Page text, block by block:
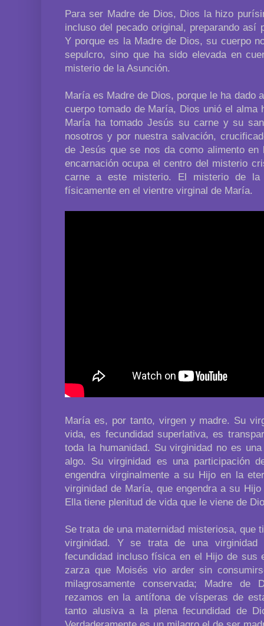
Para ser Madre de Dios, Dios la hizo
incluso del pecado original, preparando así
Y porque es la Madre de Dios, su cuerpo
sepulcro, sino que ha sido elevada en
misterio de la Asunción.
María es Madre de Dios, porque le ha dado
cuerpo tomado de María, Dios unió el alma
María ha tomado Jesús su carne y su
nosotros y por nuestra salvación,
de Jesús que se nos da como alimento
encarnación ocupa el centro del misterio
carne a este misterio. El misterio de la
físicamente en el vientre virginal de María.
María es, por tanto, virgen y madre. Su
vida, es fecundidad superlativa, es
toda la humanidad. Su virginidad no es
algo. Su virginidad es una participación
engendra virginalmente a su Hijo en la
virginidad de María, que engendra a su
Ella tiene plenitud de vida que le viene de
Se trata de una maternidad misteriosa, que
virginidad. Y se trata de una virginidad
fecundidad incluso física en el Hijo de sus
zarza que Moisés vio arder sin
milagrosamente conservada; Madre de
rezamos en la antífona de vísperas de
tanto alusiva a la plena fecundidad de